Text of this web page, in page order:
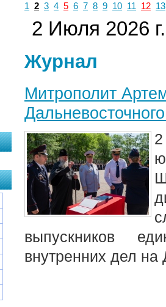
1 2 3 4 5 6 7 8 9 10 11 12 13
2 Июля 2026 г.
Журнал
Митрополит
выпускников
внутренних дел